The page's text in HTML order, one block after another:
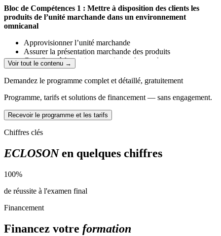
Bloc de Compétences 1 : Mettre à disposition des clients les
produits de l’unité marchande dans un environnement
omnicanal
Approvisionner l’unité marchande
Assurer la présentation marchande des produits
Contribuer à la gestion et optimiser les stocks
Traiter les commandes de produits de clients
Evaluations en cours de formation (livret d’évaluation à remettre au
jury)
Bloc de Compétences 2 : Accueillir les clients et répondre à leur
demande dans un environnement omnicanal
Accueillir, renseigner et servir les clients
Tenir un poste de caisse et superviser les caisses libre-service
Evaluations en cours de formation (livret d’évaluation à remettre au
compétences)
Accompagnement Technique de recherche d’emploi (Gratuit)
Voir tout le contenu →
Demandez le programme complet et détaillé, gratuitement
Programme, tarifs et solutions de financement — sans engagement.
Recevoir le programme et les tarifs
Chiffres clés
ECLOSONen quelques chiffres
100%
de réussite à l'examen final
Financement
Financez votre formation